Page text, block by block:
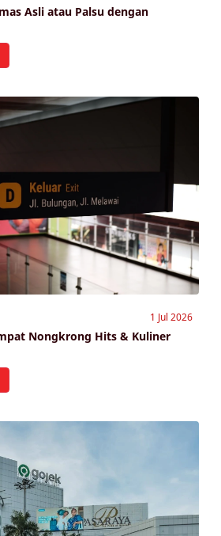
Asli atau Palsu dengan
1 Jul 2026
Nongkrong Hits & Kuliner